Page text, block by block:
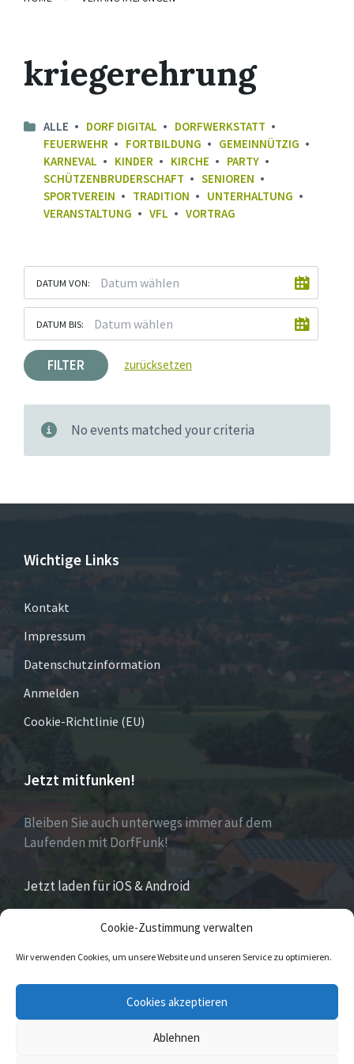
Cookie-Zustimmung verwalten
Wir verwenden Cookies, um unsere Website und unseren Service zu optimieren.
Cookies akzeptieren
Ablehnen
kriegerehrung
ALLE DORF DIGITAL
DORFWERKSTATT
FEUERWEHR
FORTBILDUNG
GEMEINNÜTZIG
KARNEVAL
KINDER KIRCHE
PARTY
SCHÜTZENBRUDERSCHAFT
SENIOREN
SPORTVEREIN
TRADITION
UNTERHALTUNG
VERANSTALTUNG
VFL VORTRAG
DATUM VON:
DATUM BIS:
FILTER zurücksetzen
No events matched your criteria
Wichtige Links
Kontakt
Impressum
Datenschutzinformation
Anmelden
Cookie-Richtlinie (EU)
Jetzt mitfunken!
Bleiben Sie auch unterwegs immer auf dem
Laufenden mit DorfFunk!
Jetzt laden für iOS & Android
Eversenist Stadtteil der Stadt Nieheim im Kreis
Höxter im östlichen Nordrhein-Westfalen.